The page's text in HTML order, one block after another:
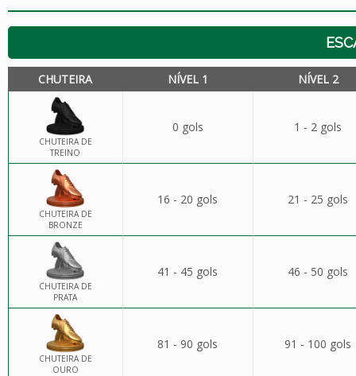
CHUTEIRA NÍVEL 1 NÍVEL 2
CHUTEIRA DE
TREINO
0 gols 1 - 2 gols
CHUTEIRA DE
BRONZE
16 - 20 gols 21 - 25 gols
CHUTEIRA DE
PRATA
41 - 45 gols 46 - 50 gols
CHUTEIRA DE
OURO
81 - 90 gols 91 - 100 gols